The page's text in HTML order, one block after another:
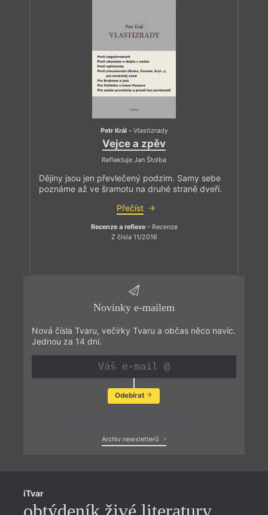
Petr Král– Vlastizrady
Vejce a zpěv
Reflektuje Jan Štolba
Dějiny jsou jen převlečený podzim. Samy sebe
poznáme až ve šramotu na druhé straně dveří.
Přečíst
Recenze a reflexe– Recenze
Z čísla 11/2016
Novinky e-mailem
Nová čísla Tvaru, večírky Tvaru a občas něco navíc.
Jednou za 14 dní.
Odebírat
Archiv newsletterů
iTvar